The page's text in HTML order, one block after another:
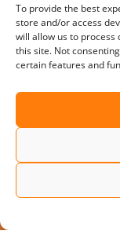
To provide the best
store and/or access
will allow us to process
this site. Not
certain features and